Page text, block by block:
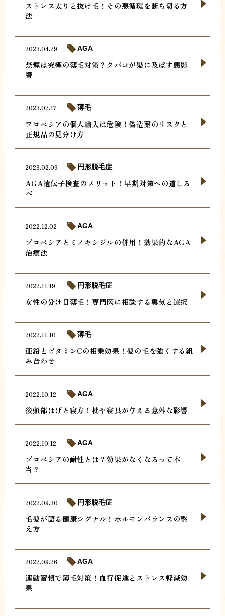
ストレス太りと抜け毛！その悪循環を断ち切る方
法
禁煙は究極の薄毛対策？タバコが髪に及ぼす悪影
響
2023.04.29 AGA
プロペシアの個人輸入は危険！偽造薬のリスクと
正規品の見分け方
2023.02.17 薄毛
AGA遺伝子検査のメリット！早期対策への道しる
べ
2023.02.09 円形脱毛症
プロペシアとミノキシジルの併用！効果的なAGA
治療法
2022.12.02 AGA
女性の分け目薄毛！専門医に相談する勇気と選択
2022.11.19 円形脱毛症
亜鉛とビタミンCの相乗効果！髪の毛を強くする組
み合わせ
2022.11.10 薄毛
後頭部はげと寝方！枕や寝具が与える意外な影響
2022.10.12 AGA
プロペシアの耐性とは？効果がなくなるって本
当？
2022.10.12 AGA
毛髪が語る健康シグナル！ホルモンバランスの整
え方
2022.09.30 円形脱毛症
運動習慣で薄毛対策！血行促進とストレス軽減効
果
2022.09.26 AGA